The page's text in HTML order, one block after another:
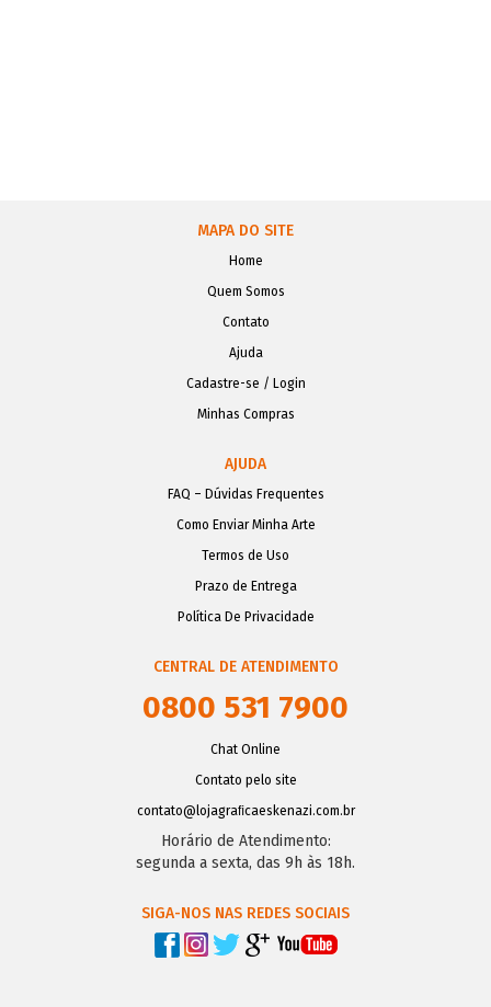
MAPA DO SITE
Home
Quem Somos
Contato
Ajuda
Cadastre-se / Login
Minhas Compras
AJUDA
FAQ – Dúvidas Frequentes
Como Enviar Minha Arte
Termos de Uso
Prazo de Entrega
Política De Privacidade
CENTRAL DE ATENDIMENTO
0800 531 7900
Chat Online
Contato pelo site
contato@lojagraﬁcaeskenazi.com.br
Horário de Atendimento:
segunda a sexta, das 9h às 18h.
SIGA-NOS NAS REDES SOCIAIS